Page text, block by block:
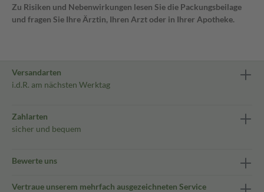
Zu Risiken und Nebenwirkungen lesen Sie die Packungsbeilage
und fragen Sie Ihre Ärztin, Ihren Arzt oder in Ihrer Apotheke.
Versandarten
i.d.R. am nächsten Werktag
Zahlarten
sicher und bequem
Bewerte uns
Vertraue unserem mehrfach ausgezeichneten Service